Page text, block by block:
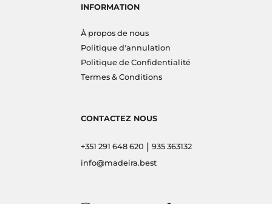
INFORMATION
À propos de nous
Politique d'annulation
Politique de Confidentialité
Termes & Conditions
CONTACTEZ NOUS
+351 291 648 620 | 935 363132
info@madeira.best